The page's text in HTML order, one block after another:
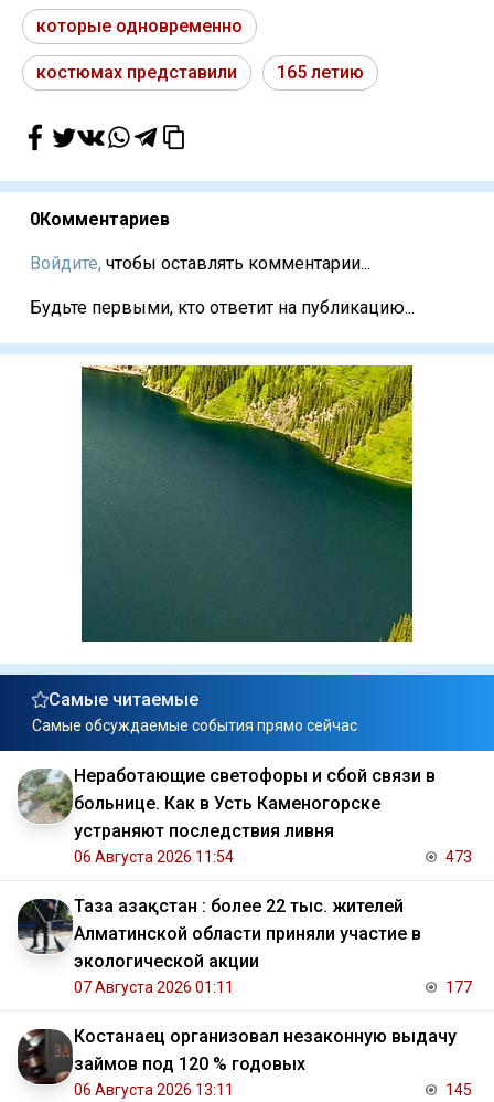
которые одновременно
костюмах представили 165 летию
0Комментариев
Войдите, чтобы оставлять комментарии...
Будьте первыми, кто ответит на публикацию...
Самые читаемые
Самые обсуждаемые события прямо сейчас
Неработающие светофоры и сбой связи в
больнице. Как в Усть Каменогорске
устраняют последствия ливня
06 Августа 2026 11:54 473
Таза Қазақстан : более 22 тыс. жителей
Алматинской области приняли участие в
экологической акции
07 Августа 2026 01:11 177
Костанаец организовал незаконную выдачу
займов под 120 % годовых
06 Августа 2026 13:11 145